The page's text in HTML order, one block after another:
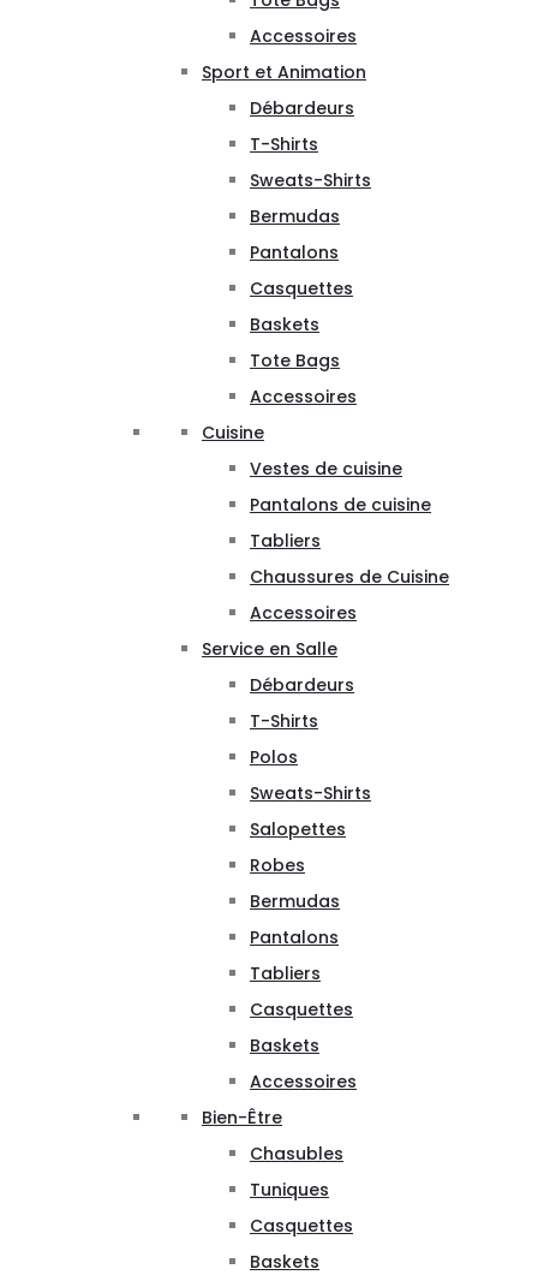
Accessoires
Sport et Animation
Débardeurs
T-Shirts
Sweats-Shirts
Bermudas
Pantalons
Casquettes
Baskets
Tote Bags
Accessoires
Cuisine
Vestes de cuisine
Pantalons de cuisine
Tabliers
Chaussures de Cuisine
Accessoires
Service en Salle
Débardeurs
T-Shirts
Polos
Sweats-Shirts
Salopettes
Robes
Bermudas
Pantalons
Tabliers
Casquettes
Baskets
Accessoires
Bien-Être
Chasubles
Tuniques
Casquettes
Baskets